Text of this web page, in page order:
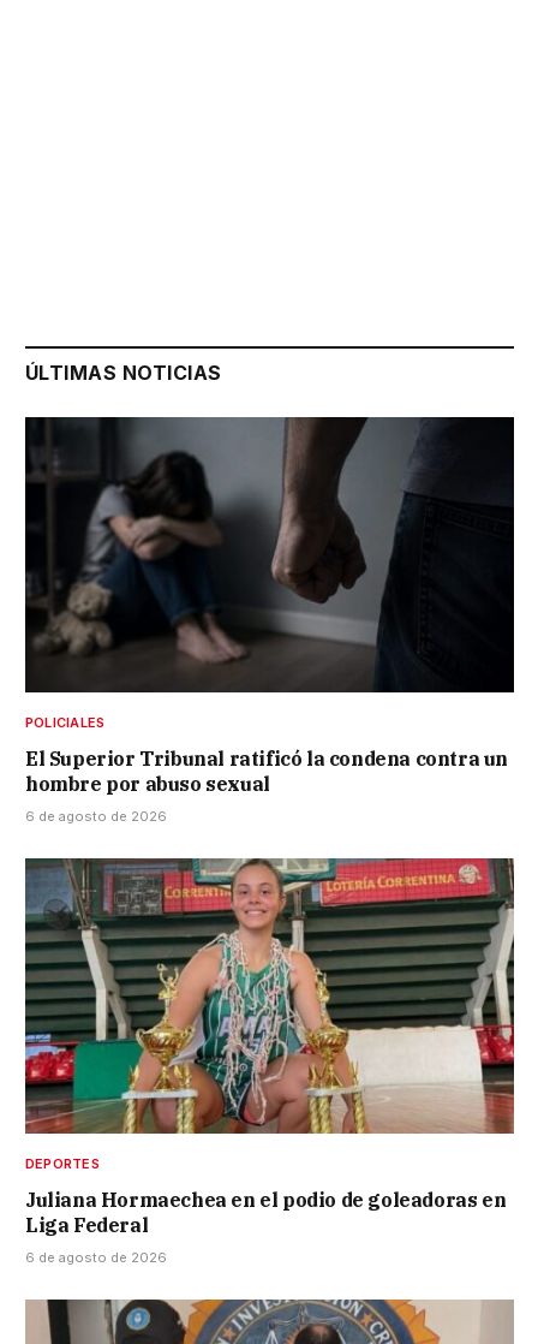
ÚLTIMAS NOTICIAS
POLICIALES
El Superior Tribunal ratificó la condena contra un
hombre por abuso sexual
6 de agosto de 2026
DEPORTES
Juliana Hormaechea en el podio de goleadoras en
Liga Federal
6 de agosto de 2026